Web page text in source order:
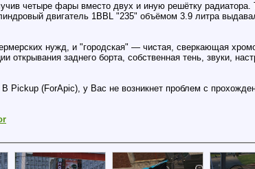
четыре фары вместо двух и иную решётку
двигатель 1BBL "235" объёмом 3.9 литра
нужд, и "городская" — чистая, сверкающая
открывания заднего борта, собственная тень, звуки,
Pickup (ForApic), у Вас не возникнет проблем с